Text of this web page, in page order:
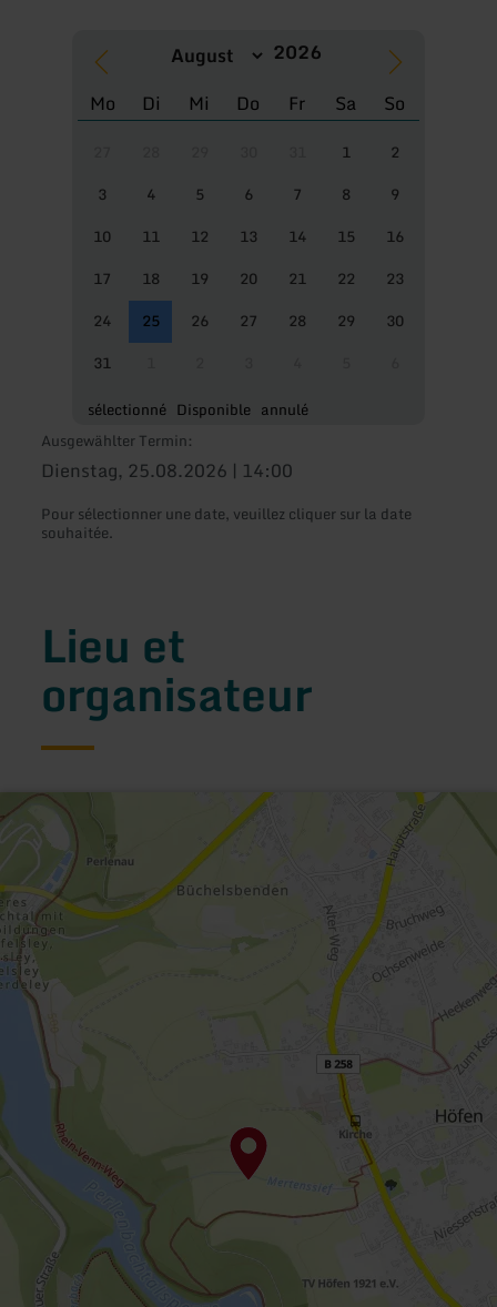
Mo Di Mi Do Fr Sa So
1
2
3
4 5 6 7 8
9
10
11 12 13 14 15
16
17
18 19 20 21 22
23
24
25 26 27 28 29
30
31
sélectionné Disponible annulé
Ausgewählter Termin:
Dienstag, 25.08.2026 | 14:00
Pour sélectionner une date, veuillez cliquer sur la date
souhaitée.
Lieu et
organisateur